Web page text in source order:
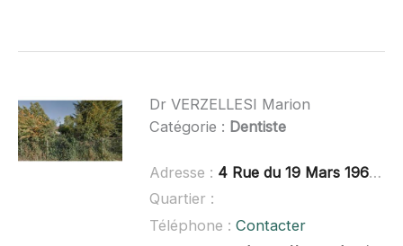
Dr VERZELLESI Marion
Catégorie : Dentiste
Adresse : 4 Rue du 19 Mars 1962, 33450 Saint-Loubès
Quartier :
Téléphone : Contacter